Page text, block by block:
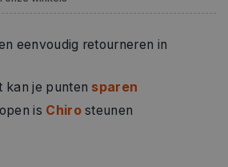
eenvoudig retourneren in
kan je punten sparen
is Chirosteunen